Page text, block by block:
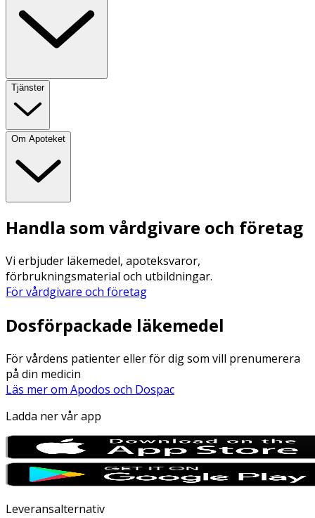
Tjänster
Om Apoteket
Handla som vårdgivare och företag
Vi erbjuder läkemedel, apoteksvaror,
förbrukningsmaterial och utbildningar.
För vårdgivare och företag
Dosförpackade läkemedel
För vårdens patienter eller för dig som vill prenumerera
på din medicin
Läs mer om Apodos och Dospac
Ladda ner vår app
Leveransalternativ